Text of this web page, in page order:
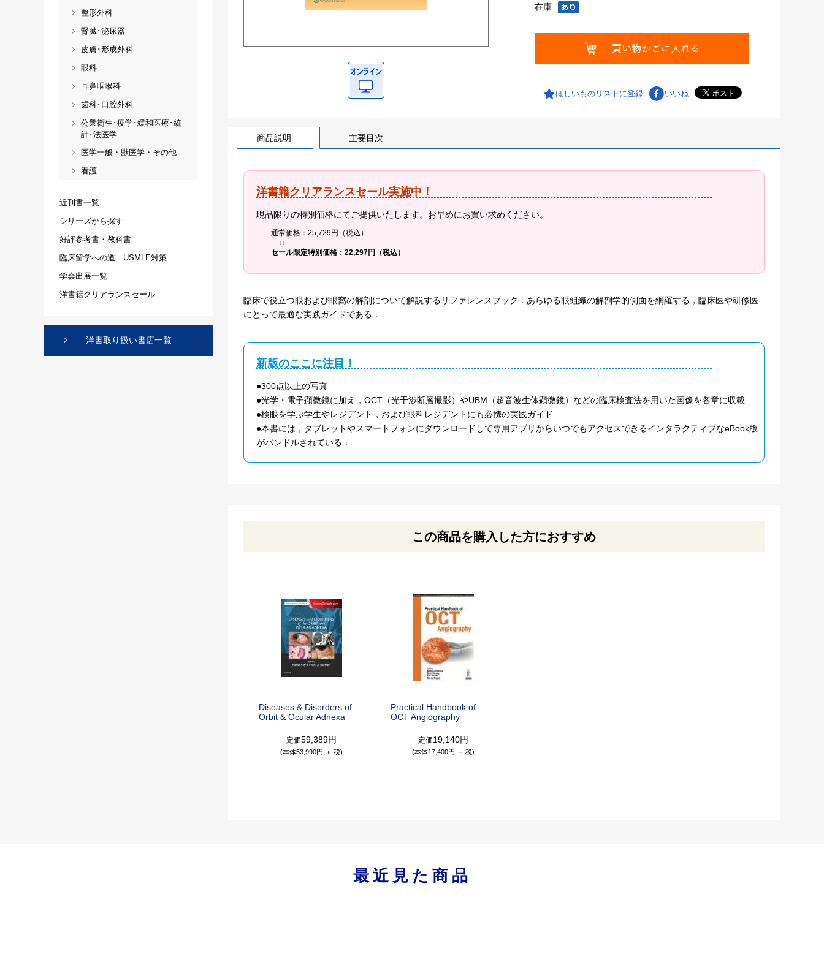
在庫
ほしいものリストに登録 いいね
商品説明 主要目次
洋書籍クリアランスセール実施中！
現品限りの特別価格にてご提供いたします。お早めにお買い求めください。
通常価格：25,729円（税込）
↓↓
セール限定特別価格：22,297円（税込）
臨床で役立つ眼および眼窩の解剖について解説するリファレンスブック．あらゆる眼組織の解剖学的側面を網羅する，臨床医や研修医
にとって最適な実践ガイドである．
新版のここに注目！
●300点以上の写真
●光学・電子顕微鏡に加え，OCT（光干渉断層撮影）やUBM（超音波生体顕微鏡）などの臨床検査法を用いた画像を各章に収載
●検眼を学ぶ学生やレジデント，および眼科レジデントにも必携の実践ガイド
●本書には，タブレットやスマートフォンにダウンロードして専用アプリからいつでもアクセスできるインタラクティブなeBook版
がバンドルされている．
この商品を購入した方におすすめ
Diseases & Disorders of
Orbit & Ocular Adnexa
定価59,389円
(本体53,990円 ＋ 税)
Practical Handbook of
OCT Angiography
定価19,140円
(本体17,400円 ＋ 税)
整形外科
腎臓･泌尿器
皮膚･形成外科
眼科
耳鼻咽喉科
歯科･口腔外科
公衆衛生･疫学･緩和医療･統
計･法医学
医学一般・獣医学・その他
看護
近刊書一覧
シリーズから探す
好評参考書・教科書
臨床留学への道 USMLE対策
学会出展一覧
洋書籍クリアランスセール
洋書取り扱い書店一覧
最近見た商品